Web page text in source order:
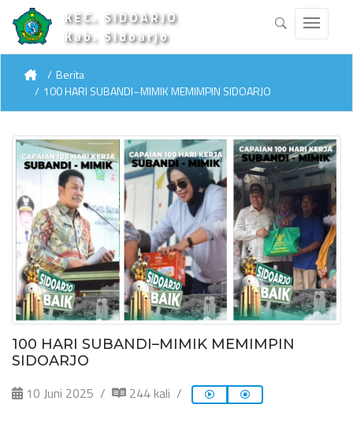
KEC. SIDOARJO
Kab. Sidoarjo
Berita
100 HARI SUBANDI–MIMIK MEMIMPIN SIDOARJO
100 HARI SUBANDI–MIMIK MEMIMPIN
SIDOARJO
10 Juni 2025 244 kali